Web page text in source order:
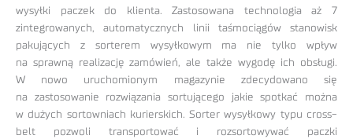
wysyłki paczek do klienta. Zastosowana technologia aż 7
zintegrowanych, automatycznych linii taśmociągów stanowisk
pakujących z sorterem wysyłkowym ma nie tylko wpływ
na sprawną realizację zamówień, ale także wygodę ich obsługi.
W nowo uruchomionym magazynie zdecydowano się
na zastosowanie rozwiązania sortującego jakie spotkać można
w dużych sortowniach kurierskich. Sorter wysyłkowy typu cross-
belt pozwoli transportować i rozsortowywać paczki